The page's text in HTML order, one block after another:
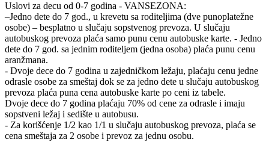
Uslovi za decu od 0-7 godina - VANSEZONA:
–Jedno dete do 7 god., u krevetu sa roditeljima (dve punoplatežne
osobe) – besplatno u slučaju sopstvenog prevoza. U slučaju
autobuskog prevoza plaća samo punu cenu autobuske karte. - Jedno
dete do 7 god. sa jednim roditeljem (jedna osoba) plaća punu cenu
aranžmana.
- Dvoje dece do 7 godina u zajedničkom ležaju, plaćaju cenu jedne
odrasle osobe za smeštaj dok se za jedno dete u slučaju autobuskog
prevoza plaća puna cena autobuske karte po ceni iz tabele.
Dvoje dece do 7 godina plaćaju 70% od cene za odrasle i imaju
sopstveni ležaj i sedište u autobusu.
- Za korišćenje 1/2 kao 1/1 u slučaju autobuskog prevoza, plaća se
cena smeštaja za 2 osobe i prevoz za jednu osobu.